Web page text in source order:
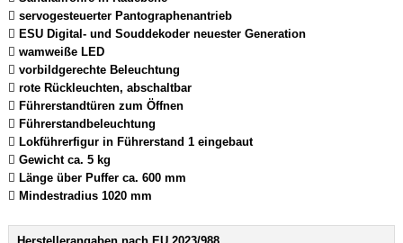
 servogesteuerter Pantographenantrieb
 ESU Digital- und Souddekoder neuester Generation
 wamweiße LED
 vorbildgerechte Beleuchtung
 rote Rückleuchten, abschaltbar
 Führerstandtüren zum Öffnen
 Führerstandbeleuchtung
 Lokführerfigur in Führerstand 1 eingebaut
 Gewicht ca. 5 kg
 Länge über Puffer ca. 600 mm
 Mindestradius 1020 mm